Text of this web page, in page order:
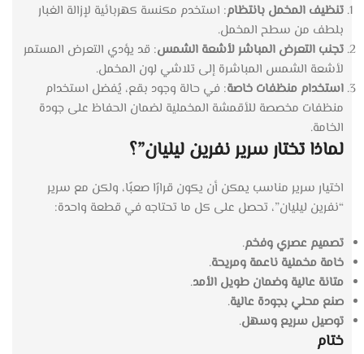
تنظيف المخمل بانتظام: استخدم مكنسة كهربائية لإزالة الغبار
بلطف من سطح المخمل.
تجنب التعرض المباشر لأشعة الشمس: قد يؤدي التعرض المستمر
لأشعة الشمس المباشرة إلى تلاشي لون المخمل.
استخدام منظفات خاصة: في حالة وجود بقع، يُفضل استخدام
منظفات مخصصة للأقمشة المخملية لضمان الحفاظ على جودة
الخامة.
لماذا تختار سرير نفرين ليليان”؟
اختيار سرير مناسب يمكن أن يكون قرارًا صعبًا، ولكن مع سرير
“نفرين ليليان”، تحصل على كل ما تحتاجه في قطعة واحدة:
تصميم عصري وفخم.
خامة مخملية ناعمة ومريحة.
متانة عالية وضمان طويل الأمد.
صنع محلي بجودة عالية.
توصيل سريع وسهل.
ختام